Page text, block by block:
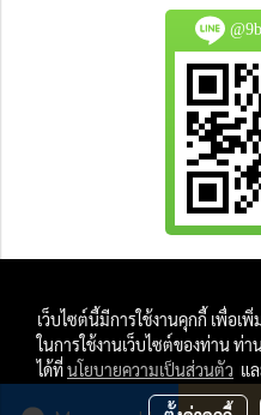
All Photo in this
เว็บไซต์นี้มีการใช้งานคุกกี้ เพื่อ
ในการใช้งานเว็บไซต์ของท่าน ท่
ได้ที่นโยบายความเป็นส่วนตัว แ